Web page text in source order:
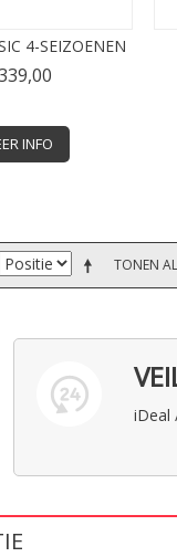
4-SEIZOENEN
INFO
TONEN
iDeal